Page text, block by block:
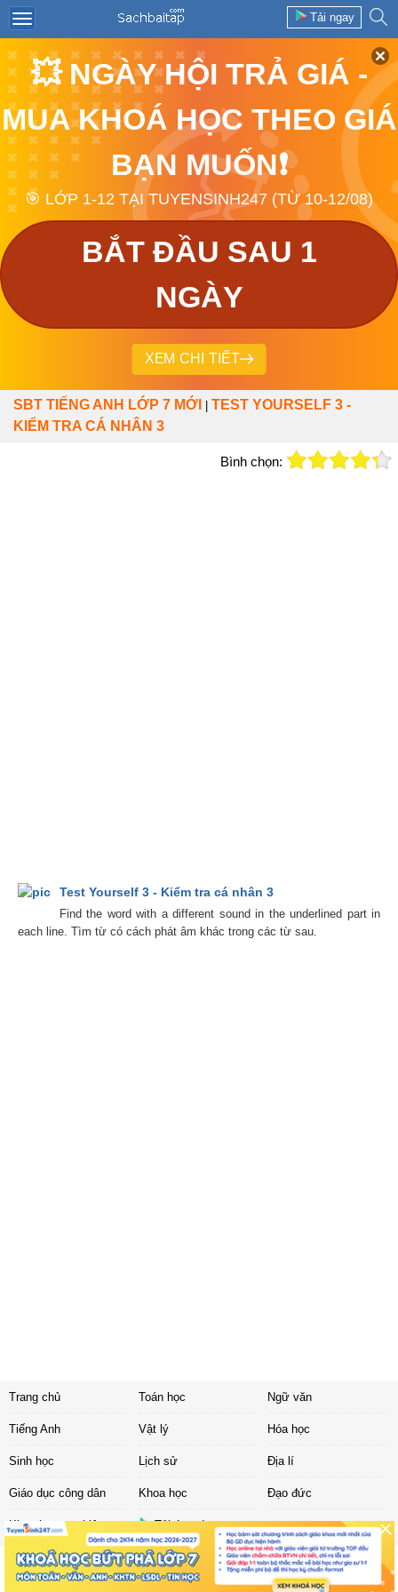
Tải ngay
💥 NGÀY HỘI TRẢ GIÁ -
MUA KHOÁ HỌC THEO GIÁ
BẠN MUỐN❗
🎯 LỚP 1-12 TẠI TUYENSINH247 (TỪ 10-12/08)
BẮT ĐẦU SAU 1
NGÀY
XEM CHI TIẾT
SBT TIẾNG ANH LỚP 7 MỚI
TEST YOURSELF 3 -
KIỂM TRA CÁ NHÂN 3
Bình chọn:
Test Yourself 3 - Kiểm tra cá nhân 3
Find the word with a different sound in the underlined part in
each line. Tìm từ có cách phát âm khác trong các từ sau.
Trang chủ Toán học Ngữ văn
Tiếng Anh Vật lý Hóa học
Sinh học Lịch sử Địa lí
Giáo dục công dân Khoa học Đạo đức
Khoa học tự nhiên Tải ứng dụng
Liên hệ|Chính sách
Copyright ©2017 Sachbaitap.com